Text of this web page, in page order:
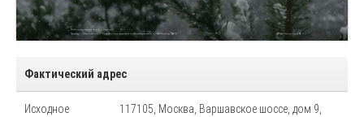
Фактический адрес
Исходное
117105, Москва, Варшавское шоссе, дом 9,